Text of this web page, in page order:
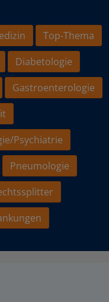
Top-Thema
Diabetologie
Gastroenterologie
Psychiatrie
Pneumologie